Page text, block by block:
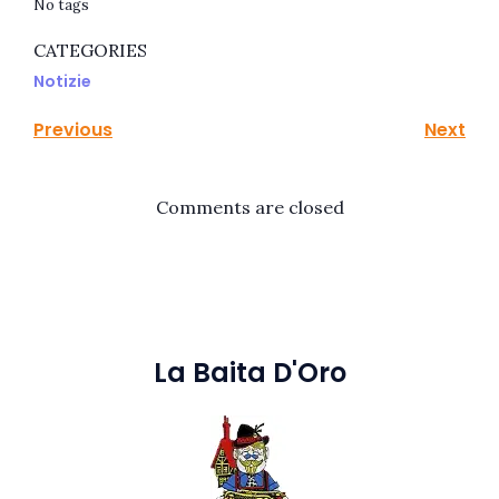
No tags
CATEGORIES
Notizie
Previous Next
Comments are closed
La Baita D'Oro